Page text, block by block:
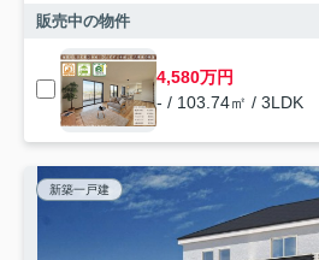
販売中の物件
4,580万円
- / 103.74㎡ / 3LDK
新築一戸建